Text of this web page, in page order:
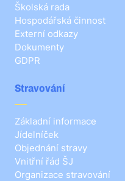
Školská rada
Hospodářská činnost
Externí odkazy
Dokumenty
GDPR
Stravování
Základní informace
Jídelníček
Objednání stravy
Vnitřní řád ŠJ
Organizace stravování